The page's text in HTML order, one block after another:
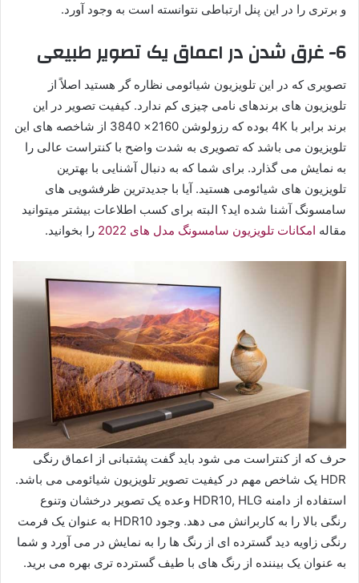
و برتری را در این پنل ارتباطی نتوانسته است به وجود آورد.
6- غرق شدن در اعماق یک تصویر طبیعی
تصویری که در این تلویزیون شیائومی نظاره گر هستید اصلاً از
تلویزیون های برندهای نامی چیزی کم ندارد. کیفیت تصویر در این
برند برابر با 4K بوده که رزولوشن 2160× 3840 از شاخصه های این
تلویزیون می باشد که تصویری به شدت واضح با کنتراست عالی را
به نمایش می گذارد. برای شما که به دنبال آشنایی با بهترین
تلویزیون های شیائومی هستید. آیا با جدیدترین ظرفشویی های
سامسونگ آشنا شده اید؟ البته برای کسب اطلاعات بیشتر میتوانید
مقاله امکانات تلویزیون سامسونگ مدل های 2022 را بخوانید.
حرف که از کنتراست می شود باید گفت پشتبانی از اعماق رنگی
HDR یک شاخص مهم در کیفیت تصویر تلویزیون شیائومی می باشد.
استفاده از دامنه HDR10, HLG وعده یک تصویر درخشان وتنوع
رنگی بالا را به کاربرانش می دهد. وجود HDR10 به عنوان یک فرمت
رنگی زاویه دید گسترده ای از رنگ ها را به نمایش در می آورد و شما
به عنوان یک بیننده از رنگ های با طیف گسترده تری بهره می برید.